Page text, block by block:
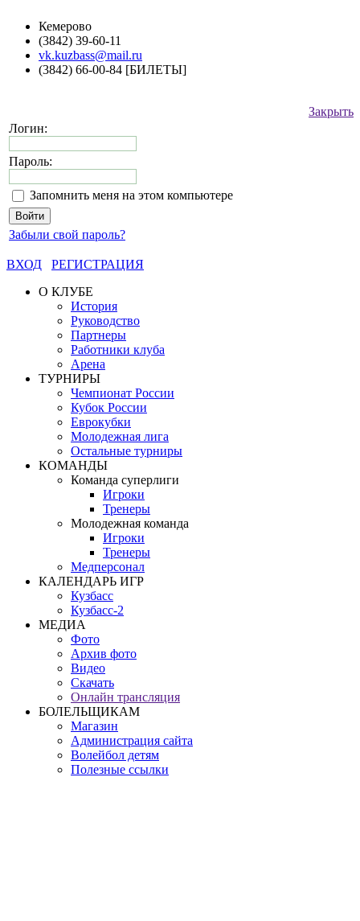
Кемерово
(3842) 39-60-11
vk.kuzbass@mail.ru
(3842) 66-00-84 [БИЛЕТЫ]
Закрыть
Логин:
Пароль:
Запомнить меня на этом компьютере
Забыли свой пароль?
ВХОД
РЕГИСТРАЦИЯ
О КЛУБЕ
История
Руководство
Партнеры
Работники клуба
Арена
ТУРНИРЫ
Чемпионат России
Кубок России
Еврокубки
Молодежная лига
Остальные турниры
КОМАНДЫ
Команда суперлиги
Игроки
Тренеры
Молодежная команда
Игроки
Тренеры
Медперсонал
КАЛЕНДАРЬ ИГР
Кузбасс
Кузбасс-2
МЕДИА
Фото
Архив фото
Видео
Скачать
Онлайн трансляция
БОЛЕЛЬЩИКАМ
Магазин
Администрация сайта
Волейбол детям
Полезные ссылки